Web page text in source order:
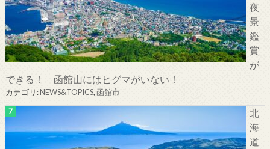
夜
景
鑑
賞
が
できる！ 函館山にはヒグマがいない！
カテゴリ:NEWS&TOPICS,函館市
北
海
道